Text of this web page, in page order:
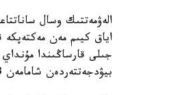
الەۋمەتتىك وسال
بيۋدجەتتەردەن شامامەن 23 ميلليارد تەڭگە قاراستىرىلعان.